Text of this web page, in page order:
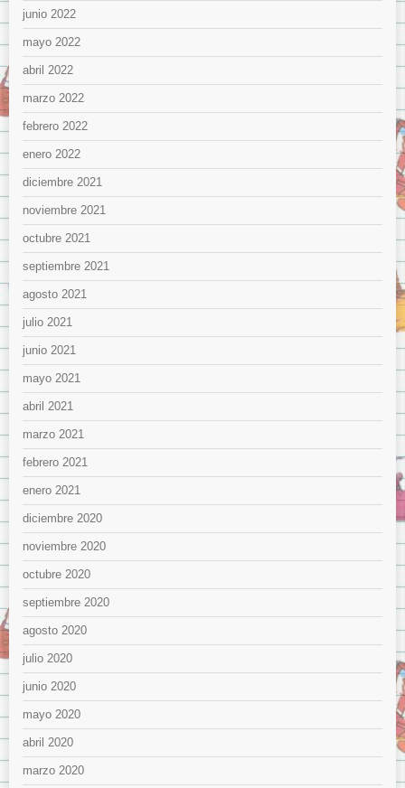
junio 2022
mayo 2022
abril 2022
marzo 2022
febrero 2022
enero 2022
diciembre 2021
noviembre 2021
octubre 2021
septiembre 2021
agosto 2021
julio 2021
junio 2021
mayo 2021
abril 2021
marzo 2021
febrero 2021
enero 2021
diciembre 2020
noviembre 2020
octubre 2020
septiembre 2020
agosto 2020
julio 2020
junio 2020
mayo 2020
abril 2020
marzo 2020